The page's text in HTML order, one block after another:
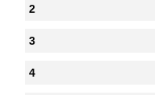
2
3
4